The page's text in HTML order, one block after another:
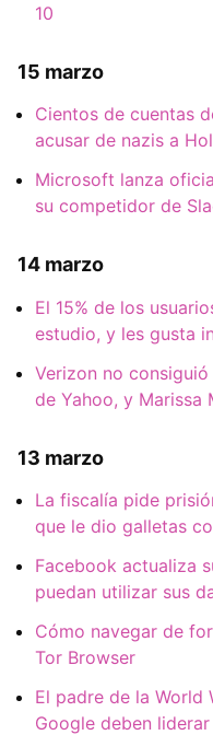
10
15 marzo
Cientos de cuentas
acusar de nazis a
Microsoft lanza
su competidor de
14 marzo
El 15% de los
estudio, y les gusta
Verizon no
de Yahoo, y Marissa
13 marzo
La fiscalía pide
que le dio galletas
Facebook actualiza
puedan utilizar sus
Cómo navegar de
Tor Browser
El padre de la World
Google deben